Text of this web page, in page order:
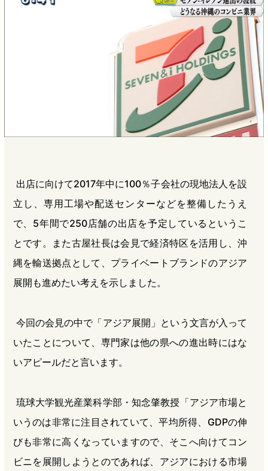
出店に向けて2017年中に100％子会社の現地法人を設
立し、専用工場や配送センターなどを整備したうえ
で、5年間で250店舗の出店を予定しているというこ
とです。また古屋社長は会見で経済特区を活用し、沖
縄を輸送拠点として、プライベートブランドのアジア
展開も進めたい考えを示しました。
今回の会見の中で「アジア展開」という文言が入って
いたことについて、専門家は他の県への進出時にはな
いアピールだと言います。
琉球大学観光産業科学部・知念肇教授「アジア市場と
いうのは非常に注目されていて、平均所得、GDPの伸
びも非常に高くなっていますので、そこへ向けてコン
ビニを展開しようとのであれば、アジアにおける市場